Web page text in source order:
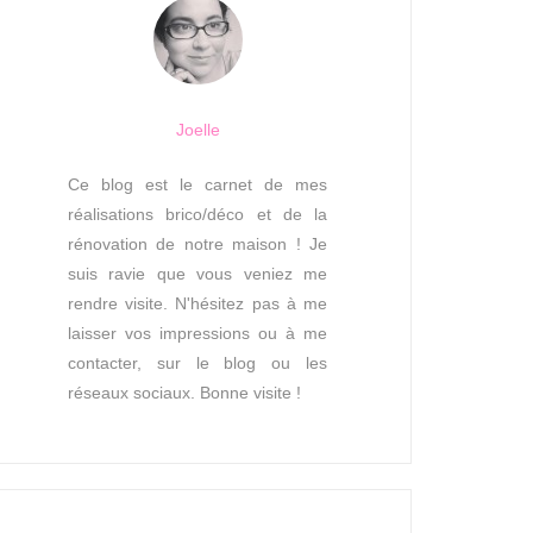
Joelle
Ce blog est le carnet de mes
réalisations brico/déco et de la
rénovation de notre maison ! Je
suis ravie que vous veniez me
rendre visite. N'hésitez pas à me
laisser vos impressions ou à me
contacter, sur le blog ou les
réseaux sociaux. Bonne visite !